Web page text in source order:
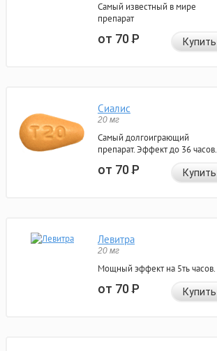
Самый известный в мире
препарат
от 70Р Купить
Сиалис
20 мг
Самый долгоиграющий
препарат. Эффект до 36 часов.
от 70Р Купить
Левитра
20 мг
Мощный эффект на 5ть часов.
от 70Р Купить